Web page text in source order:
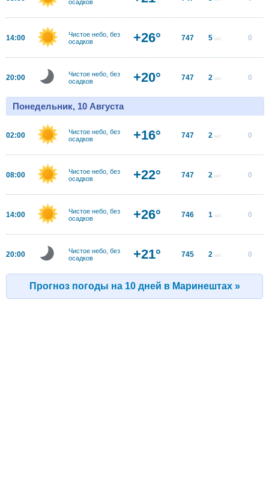
осадков
14:00
Чистое небо, без
осадков
+26° 747 5 м/с 0
20:00
Чистое небо, без
осадков
+20° 747 2 м/с 0
Понедельник, 10 Августа
02:00
Чистое небо, без
осадков
+16° 747 2 м/с 0
08:00
Чистое небо, без
осадков
+22° 747 2 м/с 0
14:00
Чистое небо, без
осадков
+26° 746 1 м/с 0
20:00
Чистое небо, без
осадков
+21° 745 2 м/с 0
Прогноз погоды на 10 дней в Маринештах »